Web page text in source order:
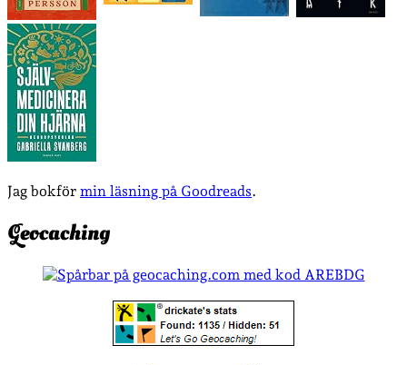
Jag bokför min läsning på Goodreads.
Geocaching